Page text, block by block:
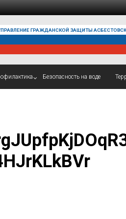
ГРАЖДАНСКОЙ ЗАЩИТЫ
Безопасность на воде